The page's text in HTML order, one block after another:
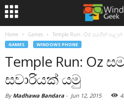
Home Games Temple Run: Oz සමගින්
GAMES WINDOWS PHONE
Temple Run: Oz
සවාරියක් යමු
By Madhawa Bandara - Jun 12, 2015